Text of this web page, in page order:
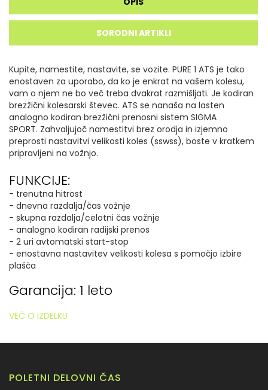
SORODNI ARTIKLI
Kupite, namestite, nastavite, se vozite. PURE 1 ATS je tako
enostaven za uporabo, da ko je enkrat na vašem kolesu,
vam o njem ne bo več treba dvakrat razmišljati. Je kodiran
brezžični kolesarski števec. ATS se nanaša na lasten
analogno kodiran brezžični prenosni sistem SIGMA
SPORT. Zahvaljujoč namestitvi brez orodja in izjemno
preprosti nastavitvi velikosti koles (sswss), boste v kratkem
pripravljeni na vožnjo.
FUNKCIJE:
- trenutna hitrost
- dnevna razdalja/čas vožnje
- skupna razdalja/celotni čas vožnje
- analogno kodiran radijski prenos
- 2 uri avtomatski start-stop
- enostavna nastavitev velikosti kolesa s pomočjo izbire
plašča
Garancija: 1 leto
VEČ O IZDELKU
POLETNI DELOVNI ČAS